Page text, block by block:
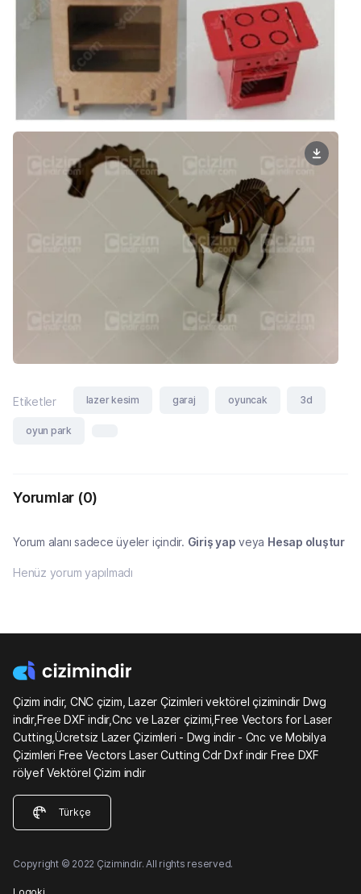
Etiketler lazer kesim garaj oyuncak 3d
oyun park
Yorumlar (0)
Yorum alanı sadece üyeler içindir. Giriş yap veya Hesap oluştur
Henüz yorum yapılmadı
Çizim indir, CNC çizim, Lazer Çizimleri vektörel çizimindir Dwg
indir,Free DXF indir,Cnc ve Lazer çizimi,Free Vectors for Laser
Cutting,Ücretsiz Lazer Çizimleri - Dwg indir - Cnc ve Mobilya
Çizimleri Free Vectors Laser Cutting Cdr Dxf indir Free DXF
rölyef Vektörel Çizim indir
Türkçe
Copyright © 2022 Çizimindir. All rights reserved.